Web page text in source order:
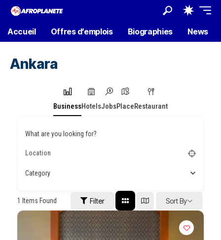
Accueil Offres d’emplois Biographies News
Ankara
BusinessHotelsJobsPlaceRestaurant
What are you looking for?
Category
1 Items Found Filter Sort By